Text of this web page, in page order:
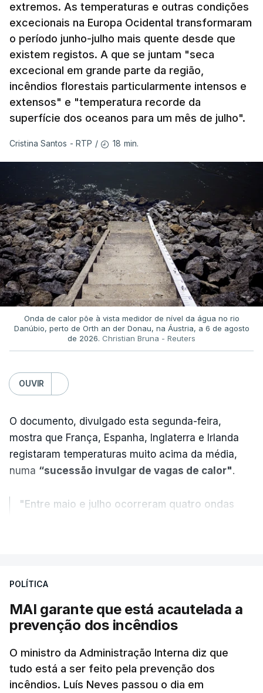
extremos. As temperaturas e outras condições
excecionais na Europa Ocidental transformaram
o período junho-julho mais quente desde que
existem registos. A que se juntam "seca
excecional em grande parte da região,
incêndios florestais particularmente intensos e
extensos" e "temperatura recorde da
superfície dos oceanos para um mês de julho".
Cristina Santos - RTP / 18 min.
Onda de calor põe à vista medidor de nível da água no rio
Danúbio, perto de Orth an der Donau, na Áustria, a 6 de agosto
de 2026. Christian Bruna - Reuters
OUVIR
O documento, divulgado esta segunda-feira,
mostra que França, Espanha, Inglaterra e Irlanda
registaram temperaturas muito acima da média,
numa “sucessão invulgar de vagas de calor".
"Entre maio e julho ocorreram quatro ondas
temperaturas recorde, também a
ajudou
Pelo contrário, a precipitação manteve-se
abaixo do normale, em vários países, os solos
perderam grande parte da humidade.
POLÍTICA
MAI garante que está acautelada a
prevenção dos incêndios
O ministro da Administração Interna diz que
tudo está a ser feito pela prevenção dos
incêndios. Luís Neves passou o dia em